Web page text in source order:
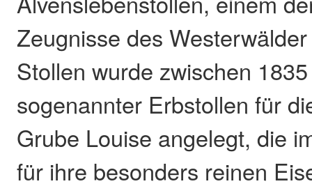
Zeugnisse des
Stollen wurde zwischen
sogenannter Erbstollen für
Grube Louise angelegt, die
für ihre besonders reinen